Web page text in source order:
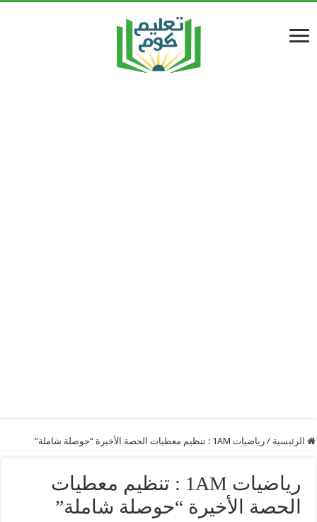
الرئيسية / رياضيات 1AM : تنظيم معطيات الحصة الأخيرة “حوصلة شاملة”
رياضيات 1AM : تنظيم معطيات
الحصة الأخيرة “حوصلة شاملة”